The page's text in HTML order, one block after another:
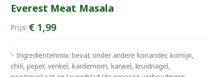
Everest Meat Masala
Prijs: €1,99
‘- Ingrediëntenmix: bevat onder andere koriander, komijn,
chili, peper, venkel, kardemom, kaneel, kruidnagel,